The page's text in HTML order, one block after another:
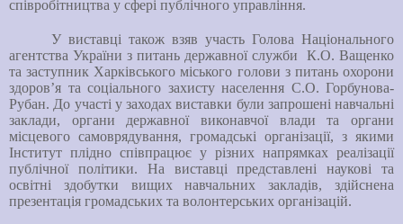
співробітництва у сфері публічного управління.
У виставці також взяв участь Голова Національного
агентства України з питань державної служби К.О. Ващенко
та заступник Харківського міського голови з питань охорони
здоров’я та соціального захисту населення С.О. Горбунова-
Рубан. До участі у заходах виставки були запрошені навчальні
заклади, органи державної виконавчої влади та органи
місцевого самоврядування, громадські організації, з якими
Інститут плідно співпрацює у різних напрямках реалізації
публічної політики. На виставці представлені наукові та
освітні здобутки вищих навчальних закладів, здійснена
презентація громадських та волонтерських організацій.